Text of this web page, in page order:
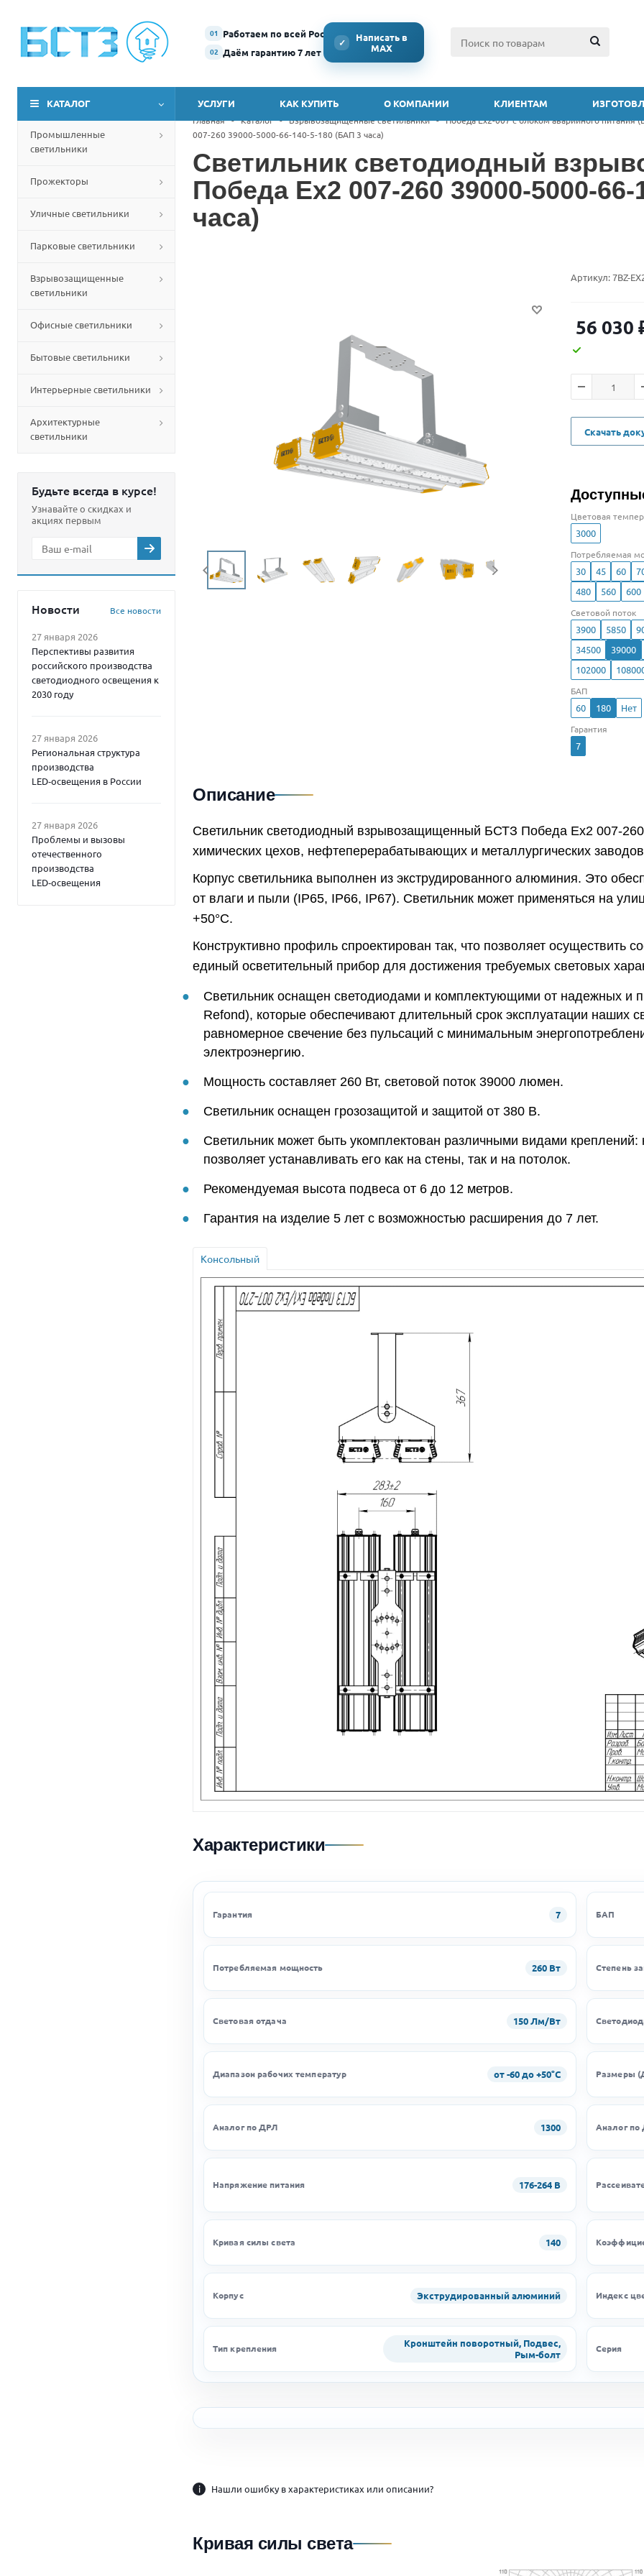
01 Работаем по всей России
02 Даём гарантию 7 лет
✓
Написать в
MAX
КАТАЛОГ УСЛУГИ КАК КУПИТЬ О КОМПАНИИ КЛИЕНТАМ
Промышленные
светильники
Прожекторы
Уличные светильники
Парковые светильники
Взрывозащищенные
светильники
Офисные светильники
Бытовые светильники
Интерьерные светильники
Архитектурные
светильники
Будьте всегда в курсе!
Узнавайте о скидках и
акциях первым
Новости Все новости
27 января 2026
Перспективы развития
российского производства
светодиодного освещения к
2030 году
27 января 2026
Региональная структура
производства
LED‑освещения в России
27 января 2026
Проблемы и вызовы
отечественного
производства
LED‑освещения
Главная - Каталог - Взрывозащищенные светильники - Победа Ex2-007 с блоком аварийного питания
007-260 39000-5000-66-140-5-180 (БАП 3 часа)
Светильник светодиодный
Победа Ex2 007-260 39000-5000-
часа)
Артикул:7BZ-
56 030
Скачать
Цветовая
3000
Потребляемая
30 45 60
480
560 600
Световой поток
3900 5850
34500
39000
102000
БАП
60 180 Нет
Гарантия
7
Описание
Светильник светодиодный взрывозащищенный БСТЗ Победа Ex2 007-
химических цехов, нефтеперерабатывающих и металлургических
Корпус светильника выполнен из экструдированного алюминия. Это
от влаги и пыли (IP65, IP66, IP67). Светильник может применяться на
+50°C.
Конструктивно профиль спроектирован так, что позволяет осуществить
единый осветительный прибор для достижения требуемых световых
Светильник оснащен светодиодами и комплектующими от надежных и
Refond), которые обеспечивают длительный срок эксплуатации наших
равномерное свечение без пульсаций с минимальным
электроэнергию.
Мощность составляет 260 Вт, световой поток 39000 люмен.
Светильник оснащен грозозащитой и защитой от 380 В.
Светильник может быть укомплектован различными видами
позволяет устанавливать его как на стены, так и на потолок.
Рекомендуемая высота подвеса от 6 до 12 метров.
Гарантия на изделие 5 лет с возможностью расширения до 7 лет.
Консольный
Характеристики
Гарантия 7 БАП
Потребляемая мощность 260 Вт Степень
Световая отдача 150 Лм/Вт
Диапазон рабочих температур от -60 до +50°C Размеры
Аналог по ДРЛ 1300 Аналог
Напряжение питания 176-264 В
Кривая силы света 140
Корпус Экструдированный алюминий Индекс
Тип крепления
Кронштейн поворотный, Подвес,
Рым-болт
Серия
i Нашли ошибку в характеристиках или описании?
Кривая силы света